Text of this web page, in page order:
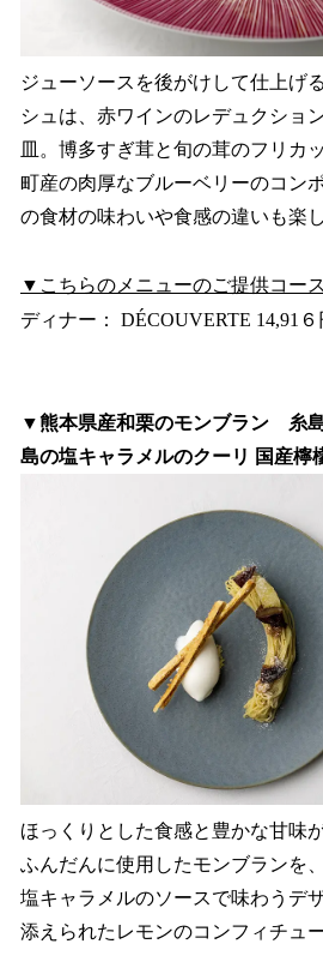
ジューソースを後がけして仕上げ
シュは、赤ワインのレデュクショ
皿。博多すぎ茸と旬の茸のフリカ
町産の肉厚なブルーベリーのコン
の食材の味わいや食感の違いも楽
▼こちらのメニューのご提供コース
ディナー： DÉCOUVERTE 14,91６
▼熊本県産和栗のモンブラン 糸
島の塩キャラメルのクーリ 国産檸
ほっくりとした食感と豊かな甘味
ふんだんに使用したモンブランを
塩キャラメルのソースで味わうデ
添えられたレモンのコンフィチュ